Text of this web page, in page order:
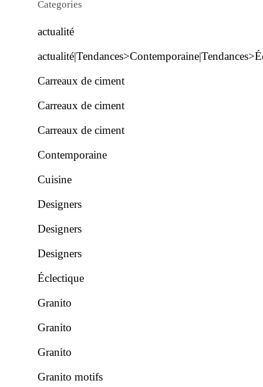
Categories
actualité
Carreaux de ciment
Carreaux de ciment
Carreaux de ciment
Contemporaine
Cuisine
Designers
Designers
Designers
Éclectique
Granito
Granito
Granito
Granito motifs